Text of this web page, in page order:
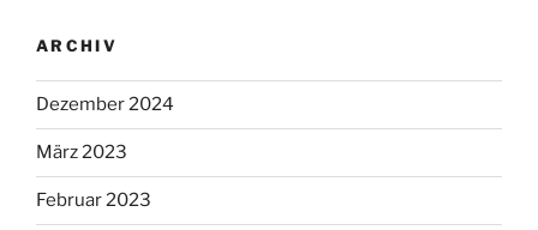
ARCHIV
Dezember 2024
März 2023
Februar 2023